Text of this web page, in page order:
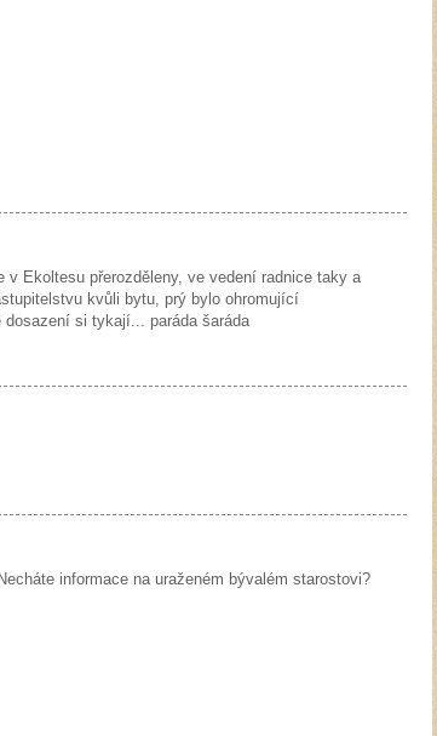
Ekoltesu přerozděleny, ve vedení radnice taky a
kvůli bytu, prý bylo ohromující
si tykají... paráda šaráda
informace na uraženém bývalém starostovi?